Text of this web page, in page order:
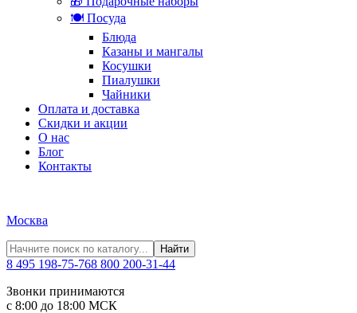
🍽️ Посуда
Блюда
Казаны и мангалы
Косушки
Пиалушки
Чайники
Оплата и доставка
Скидки и акции
О нас
Блог
Контакты
Москва
Найти
8 495 198-75-768 800 200-31-44
Звонки принимаются
с 8:00 до 18:00 МСК